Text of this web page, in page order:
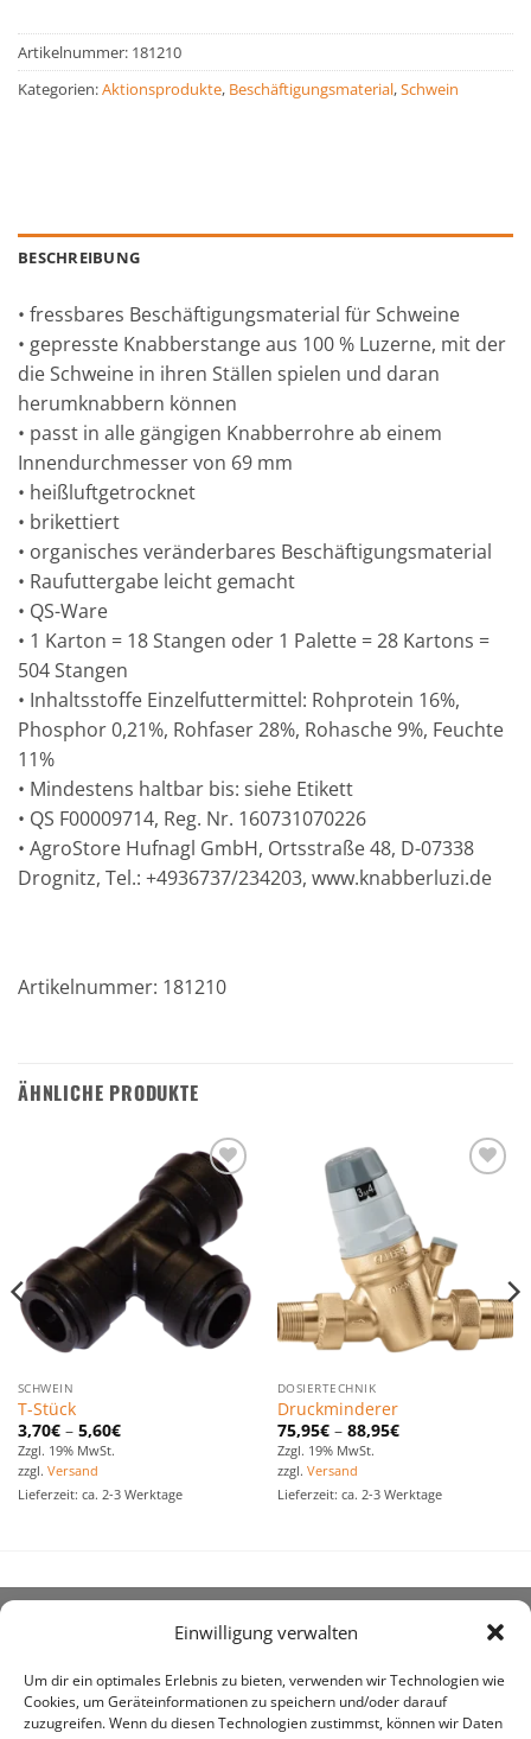
Einwilligung verwalten
Um dir ein optimales Erlebnis zu bieten, verwenden wir Technologien wie
Cookies, um Geräteinformationen zu speichern und/oder darauf
zuzugreifen. Wenn du diesen Technologien zustimmst, können wir Daten
Artikelnummer: 181210
Kategorien:Aktionsprodukte, Beschäftigungsmaterial,Schwein
BESCHREIBUNG
• fressbares Beschäftigungsmaterial für Schweine
• gepresste Knabberstange aus 100 % Luzerne, mit der
die Schweine in ihren Ställen spielen und daran
herumknabbern können
• passt in alle gängigen Knabberrohre ab einem
Innendurchmesser von 69 mm
• heißluftgetrocknet
• brikettiert
• organisches veränderbares Beschäftigungsmaterial
• Raufuttergabe leicht gemacht
• QS-Ware
• 1 Karton = 18 Stangen oder 1 Palette = 28 Kartons =
504 Stangen
• Inhaltsstoffe Einzelfuttermittel: Rohprotein 16%,
Phosphor 0,21%, Rohfaser 28%, Rohasche 9%, Feuchte
11%
• Mindestens haltbar bis: siehe Etikett
• QS F00009714, Reg. Nr. 160731070226
• AgroStore Hufnagl GmbH, Ortsstraße 48, D-07338
Drognitz, Tel.: +4936737/234203, www.knabberluzi.de
Artikelnummer: 181210
ÄHNLICHE PRODUKTE
Zu den
Favoriten
hinzufügen
SCHWEIN
T-Stück
3,70€– 5,60€
Zzgl. 19% MwSt.
zzgl. Versand
Lieferzeit: ca. 2-3 Werktage
DOSIERTECHNIK
Druckminderer
75,95€– 88,95€
Zzgl. 19% MwSt.
zzgl. Versand
Lieferzeit: ca. 2-3 Werktage